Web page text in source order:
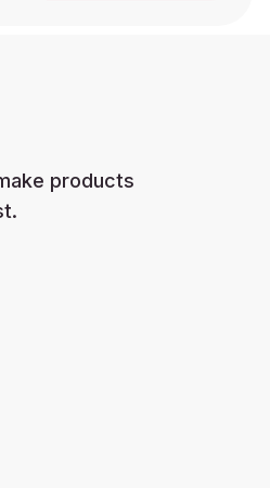
products